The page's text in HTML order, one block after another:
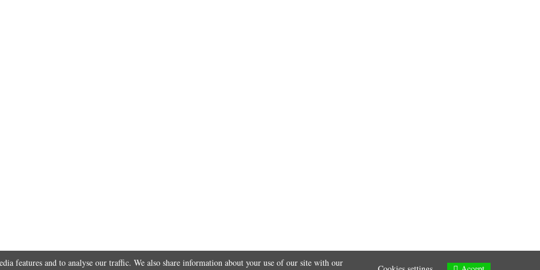
email.Zamknij
features and to analyse our traffic. We also share information about your use of our site with our